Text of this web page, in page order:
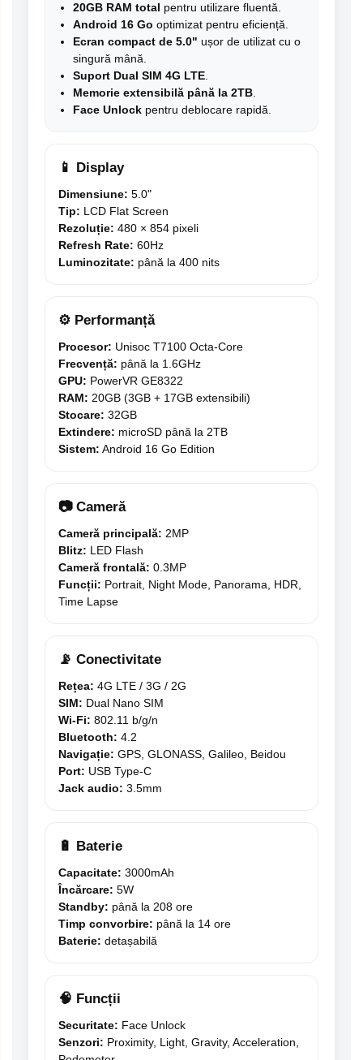
20GB RAM total pentru utilizare fluentă.
Android 16 Go optimizat pentru eficiență.
Ecran compact de 5.0" ușor de utilizat cu o
singură mână.
Suport Dual SIM 4G LTE
Memorie extensibilă până la 2TB
Face Unlock pentru deblocare rapidă.
📱 Display
Dimensiune: 5.0"
Tip: LCD Flat Screen
Rezoluție: 480 × 854 pixeli
Refresh Rate: 60Hz
Luminozitate: până la 400 nits
⚙️ Performanță
Procesor: Unisoc T7100 Octa-Core
Frecvență: până la 1.6GHz
GPU: PowerVR GE8322
RAM: 20GB (3GB + 17GB extensibili)
Stocare: 32GB
Extindere: microSD până la 2TB
Sistem: Android 16 Go Edition
📷 Cameră
Cameră principală: 2MP
Blitz: LED Flash
Cameră frontală: 0.3MP
Funcții: Portrait, Night Mode, Panorama, HDR,
Time Lapse
📡 Conectivitate
Rețea: 4G LTE / 3G / 2G
SIM: Dual Nano SIM
Wi-Fi: 802.11 b/g/n
Bluetooth: 4.2
Navigație: GPS, GLONASS, Galileo, Beidou
Port: USB Type-C
Jack audio: 3.5mm
🔋 Baterie
Capacitate: 3000mAh
Încărcare: 5W
Standby: până la 208 ore
Timp convorbire: până la 14 ore
Baterie: detașabilă
🧠 Funcții
Securitate: Face Unlock
Senzori: Proximity, Light, Gravity, Acceleration,